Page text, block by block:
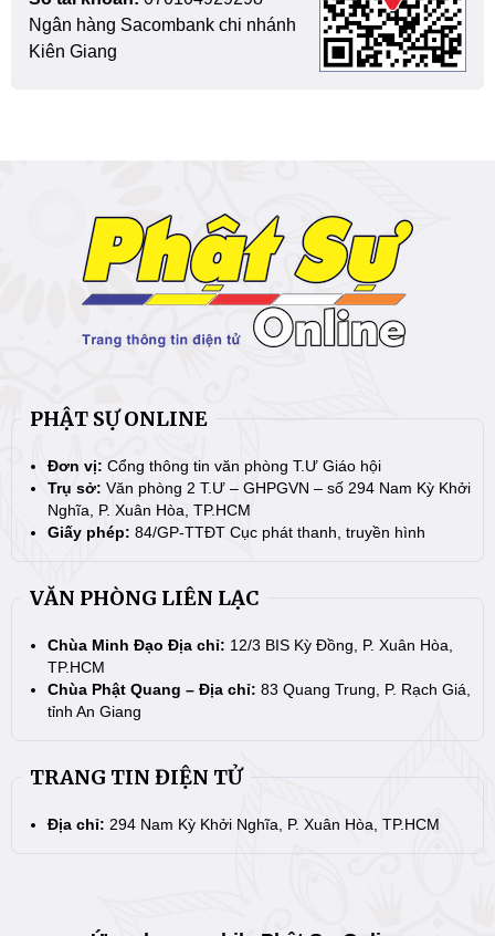
Ngân hàng Sacombank chi nhánh
Kiên Giang
PHẬT SỰ ONLINE
Đơn vị: Cổng thông tin văn phòng T.Ư Giáo hội
Trụ sở: Văn phòng 2 T.Ư – GHPGVN – số 294 Nam Kỳ Khởi
Nghĩa, P. Xuân Hòa, TP.HCM
Giấy phép: 84/GP-TTĐT Cục phát thanh, truyền hình
VĂN PHÒNG LIÊN LẠC
Chùa Minh Đạo Địa chỉ: 12/3 BIS Kỳ Đồng, P. Xuân Hòa,
TP.HCM
Chùa Phật Quang – Địa chỉ: 83 Quang Trung, P. Rạch Giá,
tỉnh An Giang
TRANG TIN ĐIỆN TỬ
Địa chỉ: 294 Nam Kỳ Khởi Nghĩa, P. Xuân Hòa, TP.HCM